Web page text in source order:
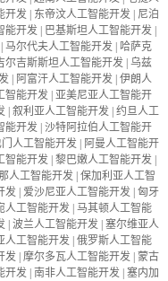
开发 | 东帝汶人工智能开发 | 尼泊
能开发 | 巴基斯坦人工智能开发 |
| 马尔代夫人工智能开发 | 哈萨克
尔吉斯斯坦人工智能开发 | 乌兹
| 阿富汗人工智能开发 | 伊朗人
智能开发 | 亚美尼亚人工智能开
| 叙利亚人工智能开发 | 约旦人工
能开发 | 沙特阿拉伯人工智能开
人工智能开发 | 阿曼人工智能开
智能开发 | 黎巴嫩人工智能开发 |
人工智能开发 | 保加利亚人工智
发 | 爱沙尼亚人工智能开发 | 匈牙
人工智能开发 | 马其顿人工智能
| 波兰人工智能开发 | 塞尔维亚人
人工智能开发 | 俄罗斯人工智能
发 | 摩尔多瓦人工智能开发 | 蒙古
开发 | 南非人工智能开发 | 塞内加